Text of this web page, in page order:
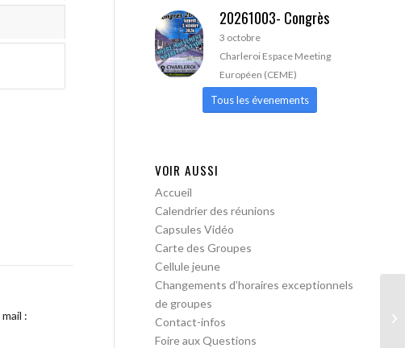
:
20261003- Congrès
3 octobre
Charleroi Espace Meeting
Européen (CEME)
Tous les évenements
VOIR AUSSI
Accueil
Calendrier des réunions
Capsules Vidéo
Carte des Groupes
Cellule jeune
Changements d’horaires exceptionnels
de groupes
Contact-infos
Foire aux Questions